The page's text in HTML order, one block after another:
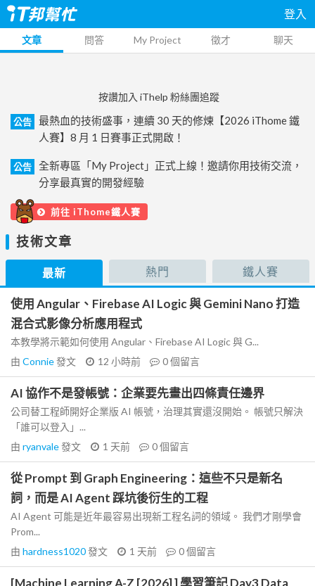
登入
文章 問答 My Project 徵才 聊天
按讚加入 iThelp 粉絲團追蹤
公告
最熱血的技術盛事，連續 30 天的修煉【2026 iThome 鐵
人賽】8 月 1 日賽事正式開啟！
公告
全新專區「My Project」正式上線！邀請你用技術交流，
分享最真實的開發經驗
前往 iThome鐵人賽
技術文章
最新 熱門 鐵人賽
使用 Angular、Firebase AI Logic 與 Gemini Nano 打造
混合式影像分析應用程式
本教學將示範如何使用 Angular、Firebase AI Logic 與 G...
由 Connie發文 12 小時前 0個留言
AI 協作不是發帳號：企業要先畫出四條責任邊界
公司替工程師開好企業版 AI 帳號，治理其實還沒開始。 帳號只解決
「誰可以登入」...
由 ryanvale發文 1 天前 0個留言
從 Prompt 到 Graph Engineering：這些不只是新名
詞，而是 AI Agent 踩坑後衍生的工程
AI Agent 可能是近年最容易出現新工程名詞的領域。 我們才剛學會
Prom...
由 hardness1020發文 1 天前 0個留言
[Machine Learning A-Z [2026] ] 學習筆記 Day3 Data